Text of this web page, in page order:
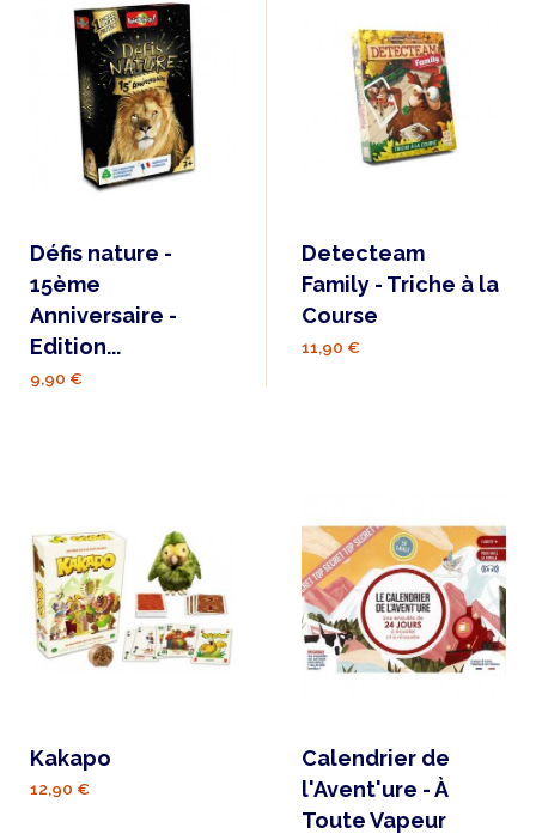
Défis nature -
15ème
Anniversaire -
Edition...
9,90 €
Detecteam
Family - Triche à la
Course
11,90 €
Kakapo
12,90 €
Calendrier de
l'Avent'ure - À
Toute Vapeur